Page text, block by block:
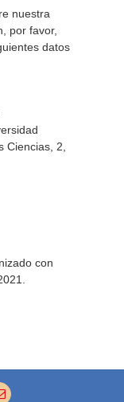
nuestra
por favor,
datos
Ciencias, 2,
con